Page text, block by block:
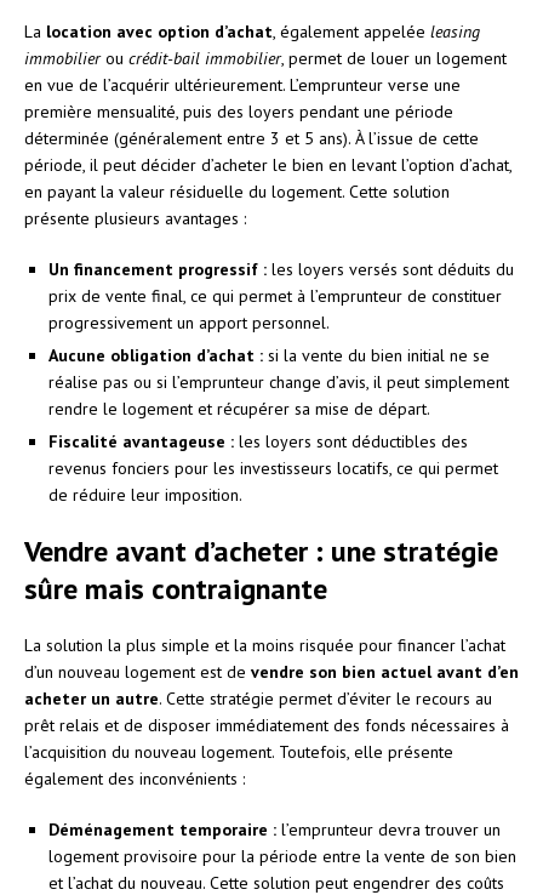
La location avec option d’achat , également appelée leasing
immobilierou crédit-bail immobilier, permet de louer un logement
en vue de l’acquérir ultérieurement. L’emprunteur verse une
première mensualité, puis des loyers pendant une période
déterminée (généralement entre 3 et 5 ans). À l’issue de cette
période, il peut décider d’acheter le bien en levant l’option d’achat,
en payant la valeur résiduelle du logement. Cette solution
présente plusieurs avantages :
Un financement progressif : les loyers versés sont déduits du
prix de vente final, ce qui permet à l’emprunteur de constituer
progressivement un apport personnel.
Aucune obligation d’achat : si la vente du bien initial ne se
réalise pas ou si l’emprunteur change d’avis, il peut simplement
rendre le logement et récupérer sa mise de départ.
Fiscalité avantageuse : les loyers sont déductibles des
revenus fonciers pour les investisseurs locatifs, ce qui permet
de réduire leur imposition.
Vendre avant d’acheter : une stratégie
sûre mais contraignante
La solution la plus simple et la moins risquée pour financer l’achat
d’un nouveau logement est de vendre son bien actuel avant d’en
acheter un autre. Cette stratégie permet d’éviter le recours au
prêt relais et de disposer immédiatement des fonds nécessaires à
l’acquisition du nouveau logement. Toutefois, elle présente
également des inconvénients :
Déménagement temporaire : l’emprunteur devra trouver un
logement provisoire pour la période entre la vente de son bien
et l’achat du nouveau. Cette solution peut engendrer des coûts